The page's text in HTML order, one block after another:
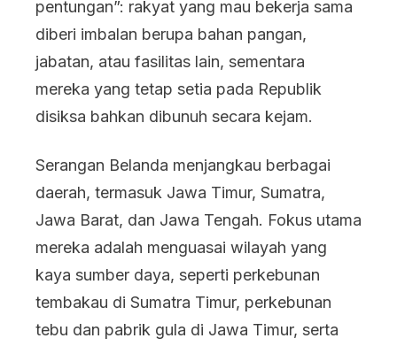
pentungan”: rakyat yang mau bekerja sama
diberi imbalan berupa bahan pangan,
jabatan, atau fasilitas lain, sementara
mereka yang tetap setia pada Republik
disiksa bahkan dibunuh secara kejam.
Serangan Belanda menjangkau berbagai
daerah, termasuk Jawa Timur, Sumatra,
Jawa Barat, dan Jawa Tengah. Fokus utama
mereka adalah menguasai wilayah yang
kaya sumber daya, seperti perkebunan
tembakau di Sumatra Timur, perkebunan
tebu dan pabrik gula di Jawa Timur, serta